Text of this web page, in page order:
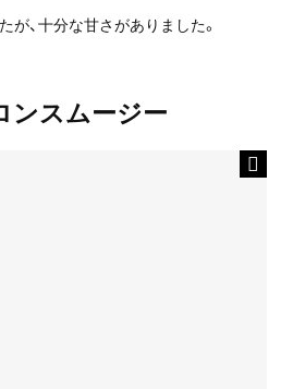
、十分な甘さがありました。
ンスムージー